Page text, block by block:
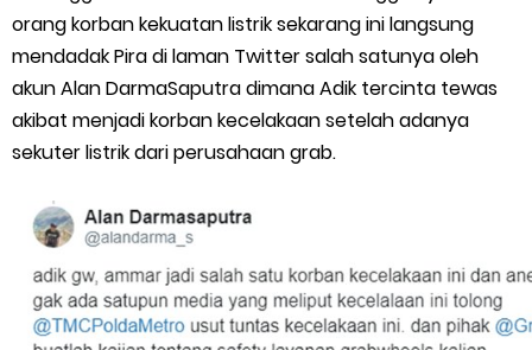
Cara Mudah Melihat QR dan Barcode Shopeepay
Enroute Drop: Arti dan Penjelasan Resi Gosend
Cara Transfer Gopay ke Shopeepay Tanpa Potongan
Cara Ping Server Shopee Food 2022
Cara Menghubungi CS Lalamove dan Jam Operasionalnya
Cara Mengatasi Aplikasi Gojek Mengalami Gangguan
orang korban kekuatan listrik sekarang ini langsung
mendadak Pira di laman Twitter salah satunya oleh
akun Alan DarmaSaputra dimana Adik tercinta tewas
akibat menjadi korban kecelakaan setelah adanya
sekuter listrik dari perusahaan grab.